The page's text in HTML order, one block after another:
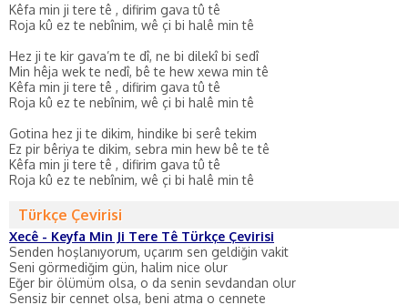
Kêfa min ji tere tê , difirim gava tû tê
Roja kû ez te nebînim, wê çi bi halê min tê
Hez ji te kir gava’m te dî, ne bi dilekî bi sedî
Min hêja wek te nedî, bê te hew xewa min tê
Kêfa min ji tere tê , difirim gava tû tê
Roja kû ez te nebînim, wê çi bi halê min tê
Gotina hez ji te dikim, hindike bi serê tekim
Ez pir bêriya te dikim, sebra min hew bê te tê
Kêfa min ji tere tê , difirim gava tû tê
Roja kû ez te nebînim, wê çi bi halê min tê
Türkçe Çevirisi
Xecê - Keyfa Min Ji Tere Tê Türkçe Çevirisi
Senden hoşlanıyorum, uçarım sen geldiğin vakit
Seni görmediğim gün, halim nice olur
Eğer bir ölümüm olsa, o da senin sevdandan olur
Sensiz bir cennet olsa, beni atma o cennete